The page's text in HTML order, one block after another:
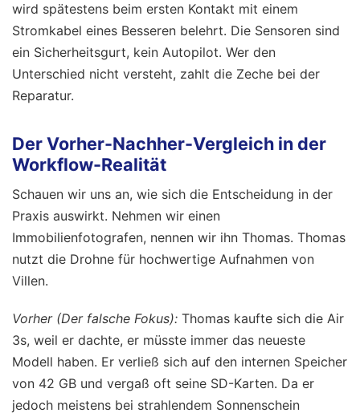
wird spätestens beim ersten Kontakt mit einem
Stromkabel eines Besseren belehrt. Die Sensoren sind
ein Sicherheitsgurt, kein Autopilot. Wer den
Unterschied nicht versteht, zahlt die Zeche bei der
Reparatur.
Der Vorher-Nachher-Vergleich in der
Workflow-Realität
Schauen wir uns an, wie sich die Entscheidung in der
Praxis auswirkt. Nehmen wir einen
Immobilienfotografen, nennen wir ihn Thomas. Thomas
nutzt die Drohne für hochwertige Aufnahmen von
Villen.
Vorher (Der falsche Fokus): Thomas kaufte sich die Air
3s, weil er dachte, er müsste immer das neueste
Modell haben. Er verließ sich auf den internen Speicher
von 42 GB und vergaß oft seine SD-Karten. Da er
jedoch meistens bei strahlendem Sonnenschein